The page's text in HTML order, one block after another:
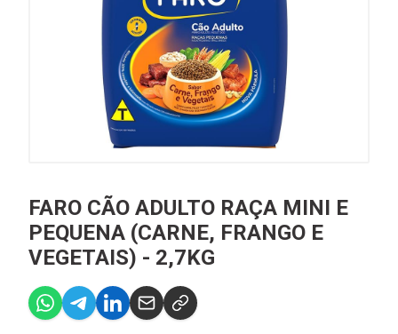
FARO CÃO ADULTO RAÇA MINI E
PEQUENA (CARNE, FRANGO E
VEGETAIS) - 2,7KG